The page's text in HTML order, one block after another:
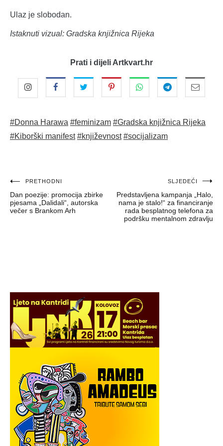
Ulaz je slobodan.
Istaknuti vizual: Gradska knjižnica Rijeka
Prati i dijeli Artkvart.hr
#Donna Harawa #feminizam #Gradska knjižnica Rijeka
#Kiborški manifest #književnost #socijalizam
Navigacija
objava
PRETHODNI
Dan poezije: promocija zbirke
pjesama „Dalidali“, autorska
večer s Brankom Arh
SLJEDEĆI
Predstavljena kampanja „Halo,
nama je stalo!“ za financiranje
rada besplatnog telefona za
podršku mentalnom zdravlju